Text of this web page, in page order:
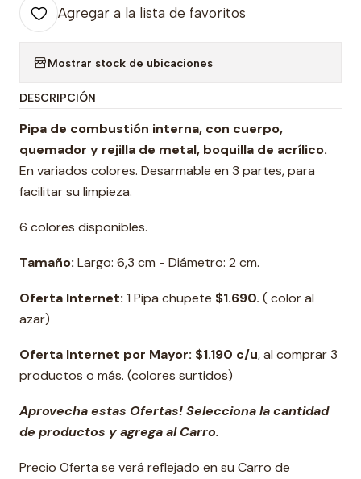
Agregar a la lista de favoritos
Mostrar stock de ubicaciones
DESCRIPCIÓN
Pipa de combustión interna, con cuerpo,
quemador y rejilla de metal, boquilla de acrílico.
En variados colores. Desarmable en 3 partes, para
facilitar su limpieza.
6 colores disponibles.
Tamaño: Largo: 6,3 cm - Diámetro: 2 cm.
Oferta Internet: 1 Pipa chupete $1.690. ( color al
azar)
Oferta Internet por Mayor: $1.190 c/u, al comprar 3
productos o más. (colores surtidos)
Aprovecha estas Ofertas! Selecciona la cantidad
de productos y agrega al Carro.
Precio Oferta se verá reflejado en su Carro de